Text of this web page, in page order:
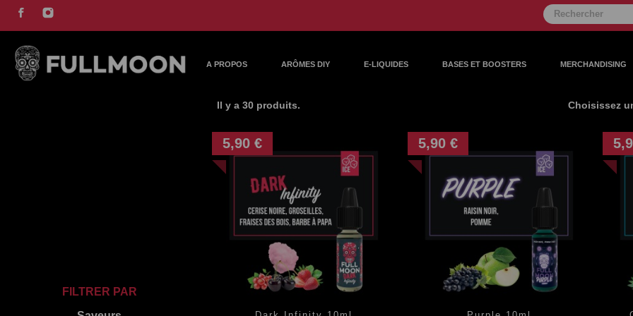
A PROPOS ARÔMES DIY E-LIQUIDES BASES ET BOOSTERS MERCHANDISING
FILTRER PAR
Il y a 30 produits. Choisissez
5,90 € 5,90 €